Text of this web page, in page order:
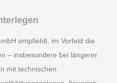
empfiehlt, im Vorfeld die
– insbesondere bei längerer
mit technischen